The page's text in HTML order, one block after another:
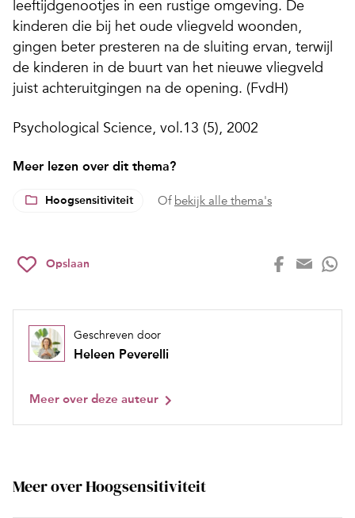
leeftijdgenootjes in een rustige omgeving. De
kinderen die bij het oude vliegveld woonden,
gingen beter presteren na de sluiting ervan, terwijl
de kinderen in de buurt van het nieuwe vliegveld
juist achteruitgingen na de opening. (FvdH)
Psychological Science, vol.13 (5), 2002
Meer lezen over dit thema?
Hoogsensitiviteit Of bekijk alle thema's
Opslaan
Geschreven door
Heleen Peverelli
Meer over deze auteur
Meer over Hoogsensitiviteit